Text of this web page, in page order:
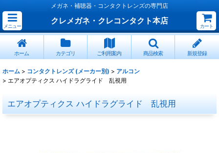
メガネ・補聴器・コンタクトレンズの専門店
メニュー
クレメガネ・クレコンタクト本店
カート
ホーム カテゴリ ご利用案内 商品検索 新規登録
ホーム > コンタクトレンズ (メーカー別) > アルコン
> エアオプティクス ハイドラグライド 乱視用
エアオプティクス ハイドラグライド 乱視用